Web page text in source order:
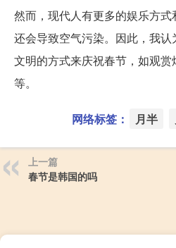
然而，现代人有更多的娱乐方
还会导致空气污染。因此，我
文明的方式来庆祝春节，如观
等。
网络标签： 月半
上一篇
春节是韩国的吗